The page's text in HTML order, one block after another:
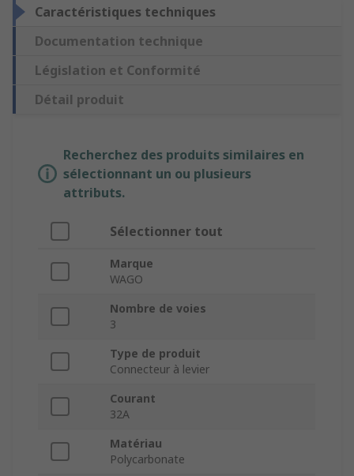
Caractéristiques techniques
Documentation technique
Législation et Conformité
Détail produit
Recherchez des produits similaires en
sélectionnant un ou plusieurs
attributs.
Sélectionner tout
Marque
WAGO
Nombre de voies
3
Type de produit
Connecteur à levier
Courant
32A
Matériau
Polycarbonate